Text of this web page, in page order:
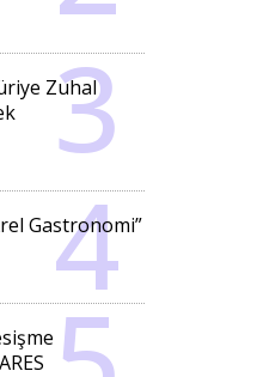
Zuhal
Gastronomi”